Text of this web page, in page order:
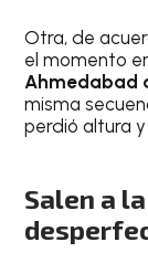
Otra, de
el momento
Ahmedabad
misma
perdió altura
Salen a